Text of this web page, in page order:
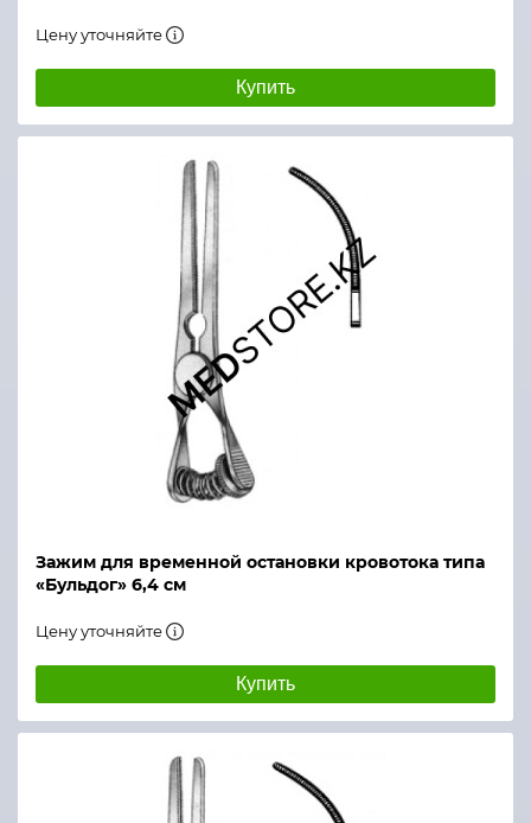
Цену уточняйте
Купить
Зажим для временной остановки кровотока типа
«Бульдог» 6,4 см
Цену уточняйте
Купить